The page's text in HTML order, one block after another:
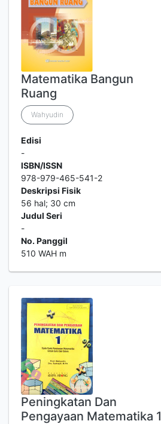
Matematika Bangun
Ruang
Wahyudin
Edisi
-
ISBN/ISSN
978-979-465-541-2
Deskripsi Fisik
56 hal; 30 cm
Judul Seri
-
No. Panggil
510 WAH m
Peningkatan Dan
Pengayaan Matematika 1